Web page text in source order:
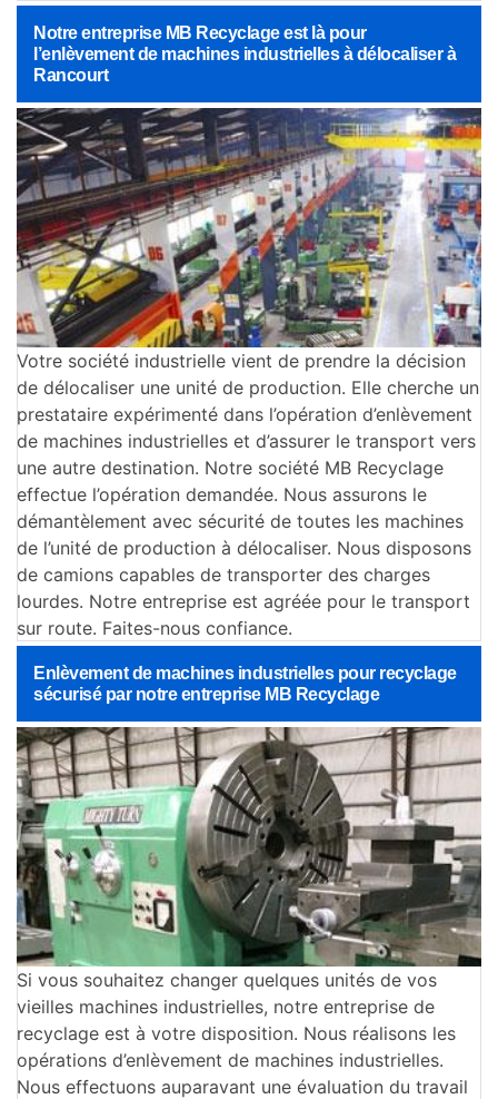
Notre entreprise MB Recyclage est là pour
l’enlèvement de machines industrielles à délocaliser à
Rancourt
Votre société industrielle vient de prendre la décision
de délocaliser une unité de production. Elle cherche un
prestataire expérimenté dans l’opération d’enlèvement
de machines industrielles et d’assurer le transport vers
une autre destination. Notre société MB Recyclage
effectue l’opération demandée. Nous assurons le
démantèlement avec sécurité de toutes les machines
de l’unité de production à délocaliser. Nous disposons
de camions capables de transporter des charges
lourdes. Notre entreprise est agréée pour le transport
sur route. Faites-nous confiance.
Enlèvement de machines industrielles pour recyclage
sécurisé par notre entreprise MB Recyclage
Si vous souhaitez changer quelques unités de vos
vieilles machines industrielles, notre entreprise de
recyclage est à votre disposition. Nous réalisons les
opérations d’enlèvement de machines industrielles.
Nous effectuons auparavant une évaluation du travail